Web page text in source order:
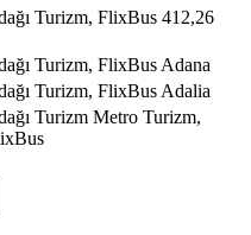
Turizm, FlixBus 412,26
Turizm, FlixBus Adana
Turizm, FlixBus Adalia
Turizm Metro Turizm,
CARTO, ©